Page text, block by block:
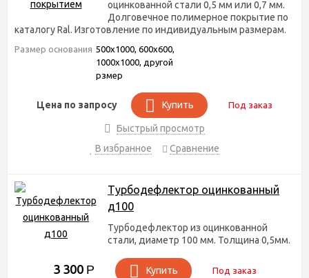
оцинкованной стали 0,5 мм или 0,7 мм.
Долговечное полимерное покрытие по
каталогу Ral. Изготовление по индивидуальным размерам.
Размер основания 500х1000, 600х600,
1000х1000, другой
рзмер
Цена по запросу Купить Под заказ
Быстрый просмотр
В избранное
Сравнение
Турбодефлектор оцинкованный
д100
Турбодефлектор из оцинкованной
стали, диаметр 100 мм. Толщина 0,5мм.
3 300 Р Купить Под заказ